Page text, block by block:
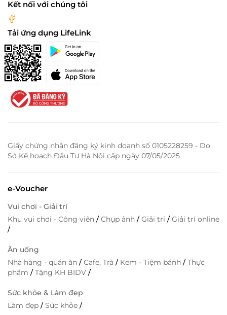
Kết nối với chúng tôi
Tải ứng dụng LifeLink
Giấy chứng nhận đăng ký kinh doanh số 0105228259 - Do
Sở Kế hoạch Đầu Tư Hà Nội cấp ngày 07/05/2025
e-Voucher
Vui chơi - Giải trí
Khu vui chơi - Công viên /Chụp ảnh /Giải trí /Giải trí online
/
Ăn uống
Nhà hàng - quán ăn /Cafe, Trà / Kem - Tiệm bánh /Thực
phẩm /Tặng KH BIDV /
Sức khỏe & Làm đẹp
Làm đẹp /Sức khỏe /